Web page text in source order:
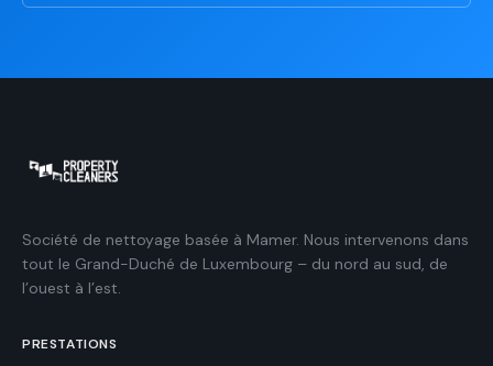
Société de nettoyage basée à Mamer. Nous intervenons dans
tout le Grand-Duché de Luxembourg – du nord au sud, de
l’ouest à l’est.
PRESTATIONS